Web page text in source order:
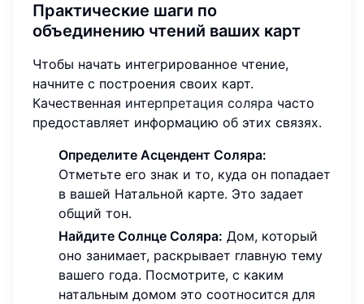
Практические шаги по
объединению чтений ваших карт
Чтобы начать интегрированное чтение,
начните с построения своих карт.
Качественная интерпретация соляра часто
предоставляет информацию об этих связях.
Определите Асцендент Соляра:
Отметьте его знак и то, куда он попадает
в вашей Натальной карте. Это задает
общий тон.
Найдите Солнце Соляра: Дом, который
оно занимает, раскрывает главную тему
вашего года. Посмотрите, с каким
натальным домом это соотносится для